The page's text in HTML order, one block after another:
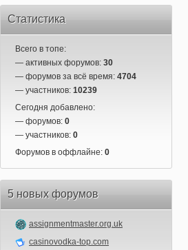
Статистика
Всего в топе:
— активных форумов: 30
— форумов за всё время: 4704
— участников: 10239
Сегодня добавлено:
— форумов: 0
— участников: 0
Форумов в оффлайне: 0
5 новых форумов
assignmentmaster.org.uk
casinovodka-top.com